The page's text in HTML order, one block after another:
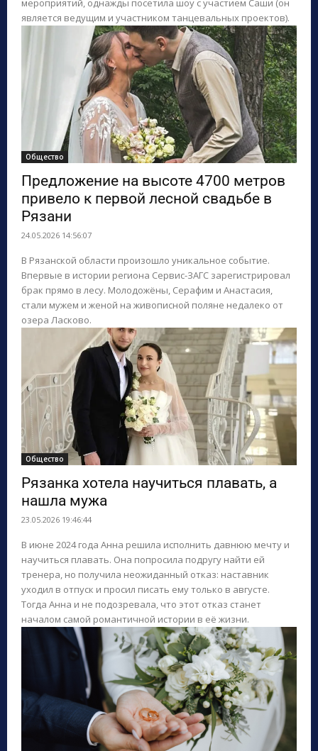
мероприятий, однажды посетила шоу с участием Саши (он
является ведущим и участником танцевальных проектов).
Общество
Предложение на высоте 4700 метров
привело к первой лесной свадьбе в
Рязани
24.05.2026 14:56:07
В Рязанской области произошло уникальное событие.
Впервые в истории региона Сервис-ЗАГС зарегистрировал
брак прямо в лесу. Молодожёны, Серафим и Анастасия,
стали мужем и женой на живописной поляне недалеко от
озера Ласково.
Общество
Рязанка хотела научиться плавать, а
нашла мужа
23.05.2026 19:46:44
В июне 2024 года Анна решила исполнить давнюю мечту и
научиться плавать. Она попросила подругу найти ей
тренера, но получила неожиданный отказ: наставник
уходил в отпуск и просил писать ему только в августе.
Тогда Анна и не подозревала, что этот отказ станет
началом самой романтичной истории в её жизни.